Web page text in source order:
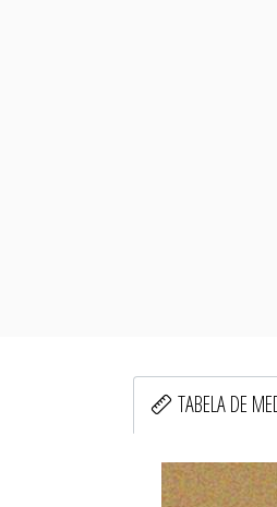
TABELA DE